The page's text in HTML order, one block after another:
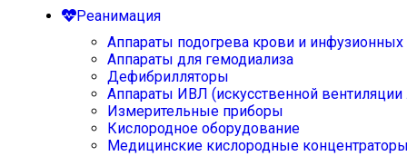
Реанимация
Аппараты подогрева крови и инфузионных
Аппараты для гемодиализа
Дефибрилляторы
Аппараты ИВЛ (искусственной вентиляции
Измерительные приборы
Кислородное оборудование
Медицинские кислородные